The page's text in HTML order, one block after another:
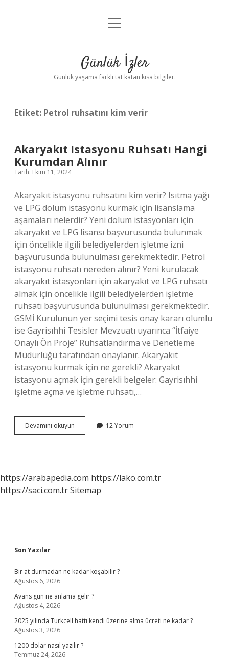
Anasayfa
Yasal Uyarı
menüyü
Günlük İzler
Günlük yaşama farklı tat katan kısa bilgiler.
Etiket: Petrol ruhsatını kim verir
Akaryakıt Istasyonu Ruhsatı Hangi
Kurumdan Alınır
Tarih: Ekim 11, 2024
Akaryakıt istasyonu ruhsatını kim verir? Isıtma yağı
ve LPG dolum istasyonu kurmak için lisanslama
aşamaları nelerdir? Yeni dolum istasyonları için
akaryakıt ve LPG lisansı başvurusunda bulunmak
için öncelikle ilgili belediyelerden işletme izni
başvurusunda bulunulması gerekmektedir. Petrol
istasyonu ruhsatı nereden alınır? Yeni kurulacak
akaryakıt istasyonları için akaryakıt ve LPG ruhsatı
almak için öncelikle ilgili belediyelerden işletme
ruhsatı başvurusunda bulunulması gerekmektedir.
GSMİ Kurulunun yer seçimi tesis onay kararı olumlu
ise Gayrisıhhi Tesisler Mevzuatı uyarınca “İtfaiye
Onaylı Ön Proje” Ruhsatlandırma ve Denetleme
Müdürlüğü tarafından onaylanır. Akaryakıt
istasyonu kurmak için ne gerekli? Akaryakıt
istasyonu açmak için gerekli belgeler: Gayrisıhhi
işletme açma ve işletme ruhsatı,…
Devamını okuyun Akaryakıt
Istasyonu
12 Yorum
https://arabapedia.com https://lako.com.tr
https://saci.com.trSitemap
Sidebar
Son Yazılar
Bir at durmadan ne kadar koşabilir ?
Ağustos 6, 2026
Avans gün ne anlama gelir ?
Ağustos 4, 2026
2025 yılında Turkcell hattı kendi üzerine alma ücreti ne kadar ?
Ağustos 3, 2026
1200 dolar nasıl yazılır ?
Temmuz 24, 2026